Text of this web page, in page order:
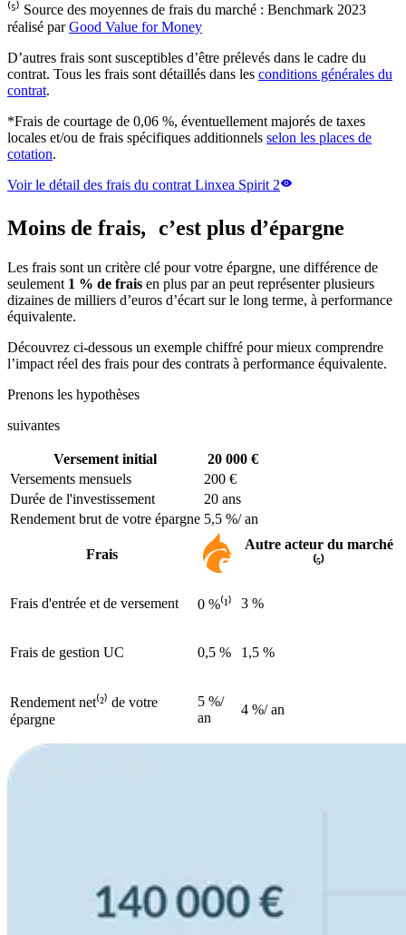
⁽⁵⁾ Source des moyennes de frais du marché : Benchmark 2023
réalisé parGood Value for Money
D’autres frais sont susceptibles d’être prélevés dans le cadre du
contrat. Tous les frais sont détaillés dans les conditions générales du
contrat.
*Frais de courtage de 0,06 %, éventuellement majorés de taxes
locales et/ou de frais spécifiques additionnels selon les places de
cotation.
Voir le détail des frais du contrat Linxea Spirit 2
Moins de frais, c’est plus d’épargne
Les frais sont un critère clé pour votre épargne, une différence de
seulement 1 % de frais en plus par an peut représenter plusieurs
dizaines de milliers d’euros d’écart sur le long terme, à performance
équivalente.
Découvrez ci-dessous un exemple chiffré pour mieux comprendre
l’impact réel des frais pour des contrats à performance équivalente.
Prenons les hypothèses
suivantes
Versement initial
20 000 €
Versements mensuels
200 €
Durée de l'investissement
20 ans
Rendement brut de votre épargne 5,5 %/ an
Frais
Autre acteur du marché
⁽⁵⁾
Frais d'entrée et de versement 0 %⁽¹⁾ 3 %
Frais de gestion UC 0,5 % 1,5 %
Rendement net⁽²⁾ de votre
épargne
5 %/
an
4 %/ an